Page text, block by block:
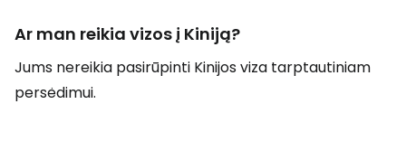
Ar man reikia vizos į Kiniją?
Jums nereikia pasirūpinti Kinijos viza tarptautiniam
persėdimui.